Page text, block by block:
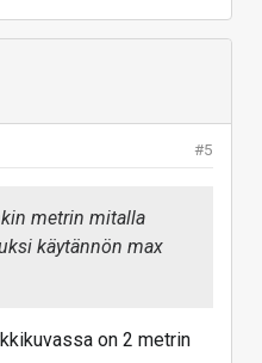
#5
metrin mitalla
käytännön max
on 2 metrin